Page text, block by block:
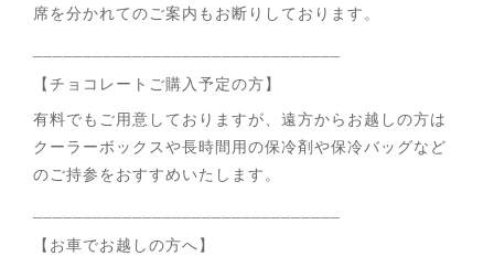
席を分かれてのご案内もお断りしております。
【チョコレートご購入予定の方】
有料でもご用意しておりますが、遠方からお越しの方は
クーラーボックスや長時間用の保冷剤や保冷バッグなど
のご持参をおすすめいたします。
【お車でお越しの方へ】